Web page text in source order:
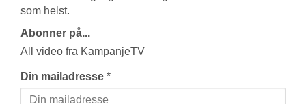
som helst.
Abonner på...
All video fra KampanjeTV
Din mailadresse *